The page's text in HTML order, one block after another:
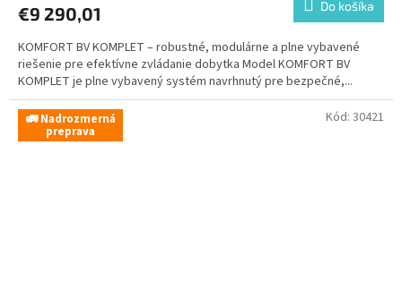
€9 290,01 Do košíka
KOMFORT BV KOMPLET – robustné, modulárne a plne vybavené
riešenie pre efektívne zvládanie dobytka Model KOMFORT BV
KOMPLET je plne vybavený systém navrhnutý pre bezpečné,...
🚛 Nadrozmerná
preprava
Kód: 30421